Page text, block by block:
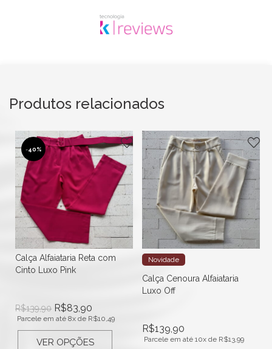
Produtos relacionados
-40%
Calça Alfaiataria Reta com
Cinto Luxo Pink
R$139,90 R$83,90
Parcele em até 8x de R$10,49
VER OPÇÕES
Novidade
Calça Cenoura Alfaiataria
Luxo Off
R$139,90
Parcele em até 10x de R$13,99